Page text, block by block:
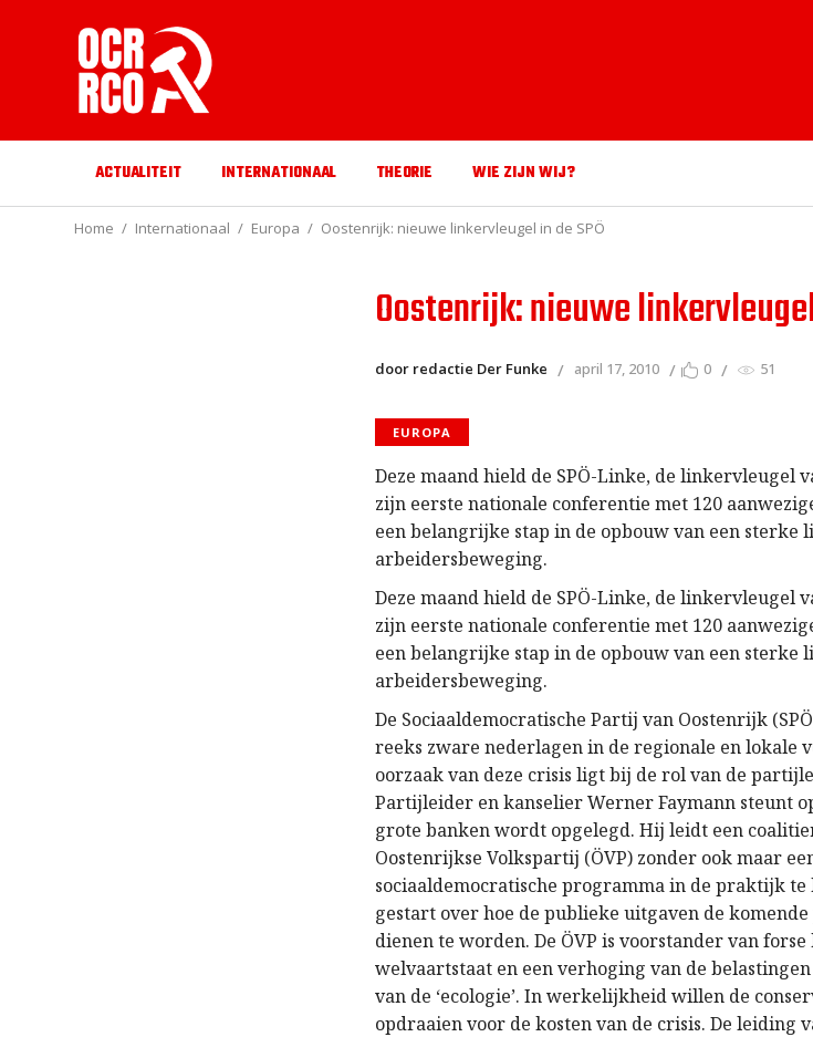
ACTUALITEIT INTERNATIONAAL THEORIE WIE ZIJN WIJ?
Home Internationaal Europa Oostenrijk: nieuwe linkervleugel in de SPÖ
Oostenrijk: nieuwe
door redactie Der Funke april 17, 2010 0 51
EUROPA
Deze maand hield de SPÖ-Linke, de linkervleugel
zijn eerste nationale conferentie met 120
een belangrijke stap in de opbouw van een sterke
arbeidersbeweging.
Deze maand hield de SPÖ-Linke, de linkervleugel
zijn eerste nationale conferentie met 120
een belangrijke stap in de opbouw van een sterke
arbeidersbeweging.
De Sociaaldemocratische Partij van Oostenrijk
reeks zware nederlagen in de regionale en lokale
oorzaak van deze crisis ligt bij de rol van de
Partijleider en kanselier Werner Faymann steunt
grote banken wordt opgelegd. Hij leidt een
Oostenrijkse Volkspartij (ÖVP) zonder ook maar
sociaaldemocratische programma in de praktijk te
gestart over hoe de publieke uitgaven de
dienen te worden. De ÖVP is voorstander van
welvaartstaat en een verhoging van de
van de ‘ecologie’. In werkelijkheid willen de
opdraaien voor de kosten van de crisis. De leiding